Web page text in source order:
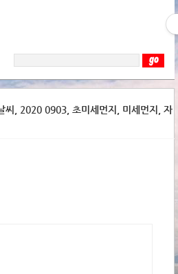
씨, 2020 0903, 초미세먼지, 미세먼지, 자